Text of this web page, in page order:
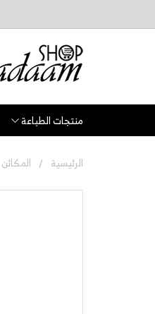
منتجات الطباعة
الرئيسية المكائن